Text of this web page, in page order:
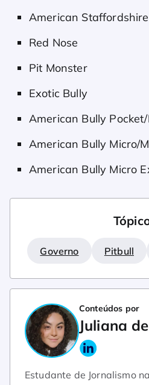
American
Red Nose
Pit Monster
Exotic Bully
American Bully
American Bully Micro/
American Bully Micro
Governo Pitbull
Conteúdos por
Juliana
Estudante de Jornalismo